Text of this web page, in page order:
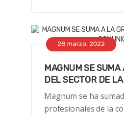
28 marzo, 2022
MAGNUM SE
DEL SECTOR DE
Magnum se ha
profesionales de la